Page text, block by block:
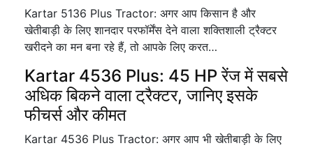
Kartar 5136 Plus Tractor: अगर आप किसान है और
खेतीबाड़ी के लिए शानदार परफॉर्मेंस देने वाला शक्तिशाली ट्रैक्टर
खरीदने का मन बना रहे हैं, तो आपके लिए करत…
Kartar 4536 Plus: 45 HP रेंज में सबसे
अधिक बिकने वाला ट्रैक्टर, जानिए इसके
फीचर्स और कीमत
Kartar 4536 Plus Tractor: अगर आप भी खेतीबाड़ी के लिए